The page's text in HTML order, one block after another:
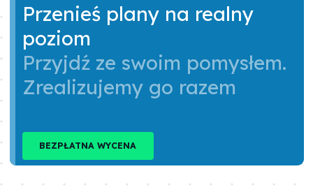
Przenieś plany na realny
poziom
Przyjdź ze swoim pomysłem.
Zrealizujemy go razem
BEZPŁATNA WYCENA